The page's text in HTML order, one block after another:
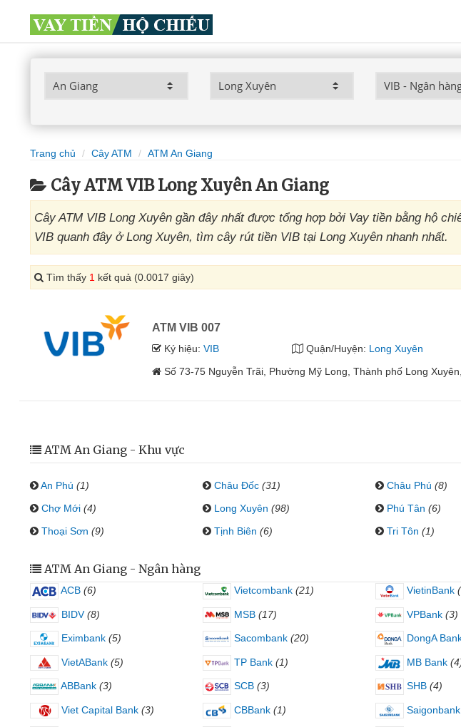
Trang chủ Cây ATM ATM An Giang
Cây ATM VIB Long Xuyên An Giang
Cây ATM VIB Long Xuyên gần đây nhất được tổng hợp bởi Vay tiền bằng hộ
VIB quanh đây ở Long Xuyên, tìm cây rút tiền VIB tại Long Xuyên nhanh nhất.
Tìm thấy 1 kết quả (0.0017 giây)
ATM VIB 007
Ký hiệu:VIB Quận/Huyện: Long Xuyên
Số 73-75 Nguyễn Trãi, Phường Mỹ Long, Thành phố Long
ATM An Giang - Khu vực
An Phú (1) Châu Đốc (31) Châu Phú (8)
Chợ Mới (4) Long Xuyên (98) Phú Tân (6)
Thoại Sơn (9) Tịnh Biên (6) Tri Tôn (1)
ATM An Giang - Ngân hàng
ACB (6) Vietcombank (21) VietinBank
BIDV (8) MSB (17) VPBank (3)
Eximbank (5) Sacombank (20) DongA
VietABank (5) TP Bank (1) MB Bank
ABBank (3) SCB (3) SHB (4)
Viet Capital Bank (3) CBBank (1) Saigonbank